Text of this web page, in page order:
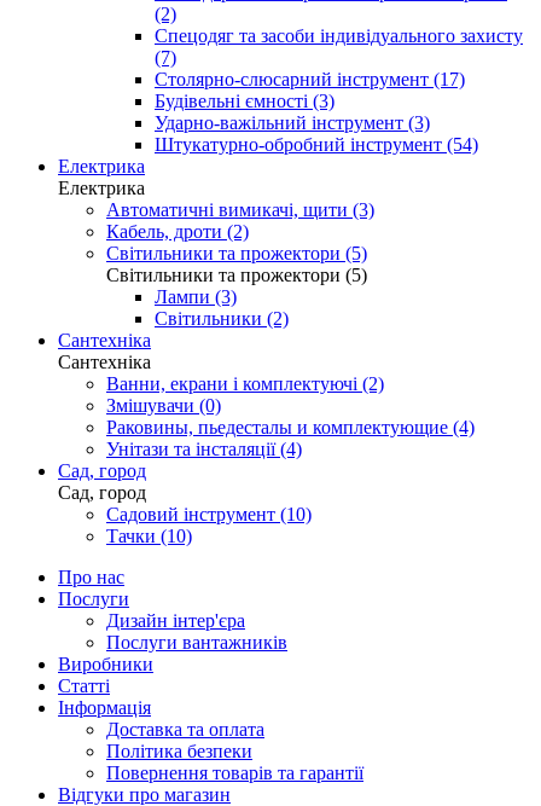
(2)
Спецодяг та засоби індивідуального захисту
(7)
Столярно-слюсарний інструмент (17)
Будівельні ємності (3)
Ударно-важільний інструмент (3)
Штукатурно-обробний інструмент (54)
Електрика
Електрика
Автоматичні вимикачі, щити (3)
Кабель, дроти (2)
Світильники та прожектори (5)
Світильники та прожектори (5)
Лампи (3)
Світильники (2)
Сантехніка
Сантехніка
Ванни, екрани і комплектуючі (2)
Змішувачи (0)
Раковины, пьедесталы и комплектующие (4)
Унітази та інсталяції (4)
Сад, город
Сад, город
Садовий інструмент (10)
Тачки (10)
Про нас
Послуги
Дизайн інтер'єра
Послуги вантажників
Виробники
Статті
Інформація
Доставка та оплата
Політика безпеки
Повернення товарів та гарантії
Відгуки про магазин